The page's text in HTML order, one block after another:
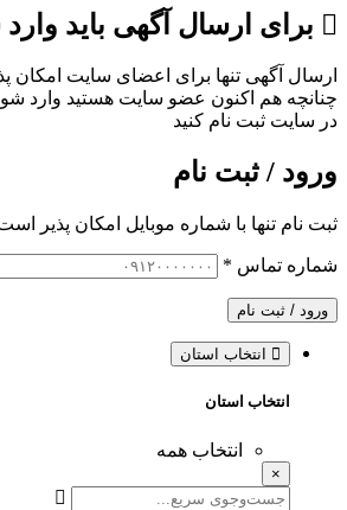
برای ارسال آگهی باید
ارسال آگهی تنها برای اعضای سایت امکان
چنانچه هم‌ اکنون عضو سایت هستید وارد
در سایت ثبت نام کنید
ورود / ثبت نام
ثبت نام تنها با شماره موبایل امکان پذیر
شماره تماس *
ورود / ثبت نام
انتخاب استان
انتخاب همه
×